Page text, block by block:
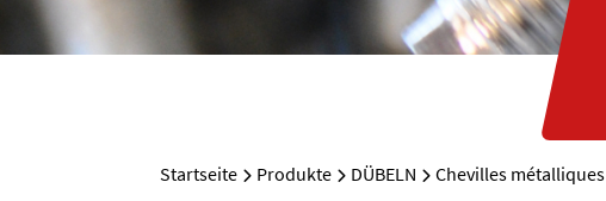
Startseite Produkte DÜBELN Chevilles métalliques